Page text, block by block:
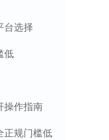
台选择
低
操作指南
正规门槛低